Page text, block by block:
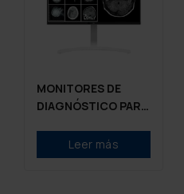
MONITORES DE
DIAGNÓSTICO PARA
Leer más